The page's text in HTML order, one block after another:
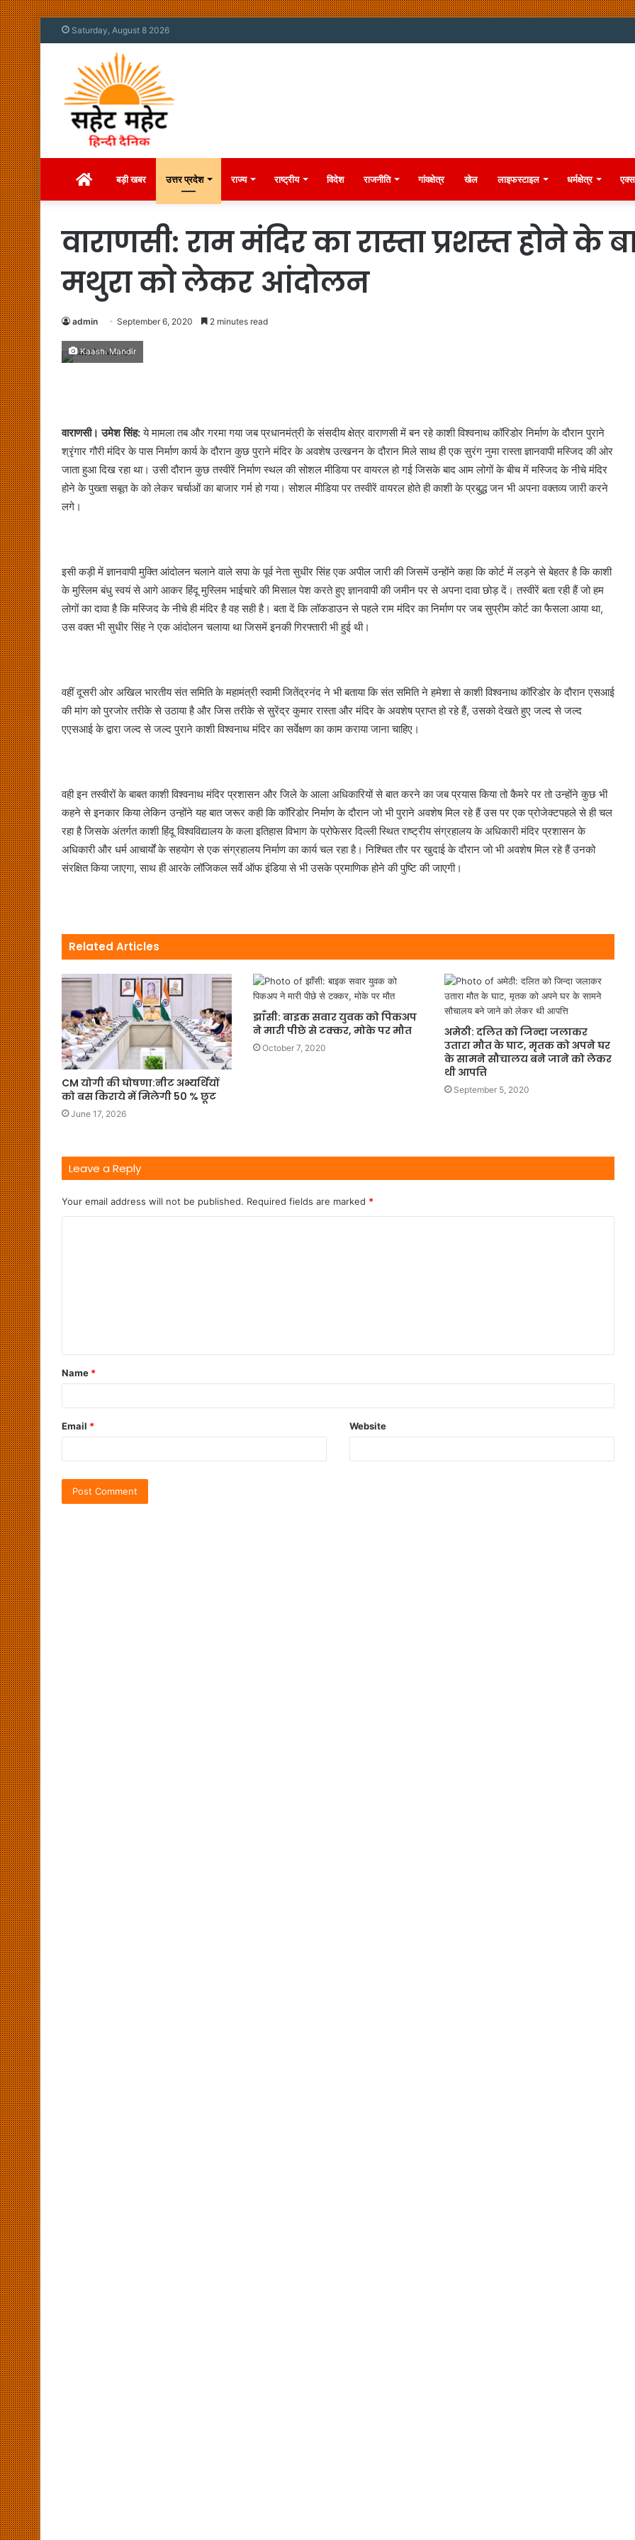
Saturday, August 8 2026
Homeबड़ी खबर उत्तर प्रदेश राज्य राष्ट्रीय विदेश राजनीति गांवक्षेत्र खेल लाइफस्टाइल धर्मक्षेत्र
वाराणसी: राम मंदिर का रास्ता प्रशस्त होने
मथुरा को लेकर आंदोलन
admin September 6, 2020 2 minutes read
Kaashi Mandir
वाराणसी। उमेश सिंह:ये मामला तब और गरमा गया जब प्रधानमंत्री के संसदीय क्षेत्र वाराणसी में बन रहे काशी विश्वनाथ कॉरिडोर निर्माण के दौरान पुराने
श्रृंगार गौरी मंदिर के पास निर्माण कार्य के दौरान कुछ पुराने मंदिर के अवशेष उत्खनन के दौरान मिले साथ ही एक सुरंग नुमा रास्ता ज्ञानवापी मस्जिद की ओर
जाता हुआ दिख रहा था। उसी दौरान कुछ तस्वीरें निर्माण स्थल की सोशल मीडिया पर वायरल हो गई जिसके बाद आम लोगों के बीच में मस्जिद के नीचे मंदिर
होने के पुख्ता सबूत के को लेकर चर्चाओं का बाजार गर्म हो गया। सोशल मीडिया पर तस्वीरें वायरल होते ही काशी के प्रबुद्ध जन भी अपना वक्तव्य जारी करने
लगे।
इसी कड़ी में ज्ञानवापी मुक्ति आंदोलन चलाने वाले सपा के पूर्व नेता सुधीर सिंह एक अपील जारी की जिसमें उन्होंने कहा कि कोर्ट में लड़ने से बेहतर है कि काशी
के मुस्लिम बंधु स्वयं से आगे आकर हिंदू मुस्लिम भाईचारे की मिसाल पेश करते हुए ज्ञानवापी की जमीन पर से अपना दावा छोड़ दें। तस्वीरें बता रही हैं जो हम
लोगों का दावा है कि मस्जिद के नीचे ही मंदिर है वह सही है। बता दें कि लॉकडाउन से पहले राम मंदिर का निर्माण पर जब सुप्रीम कोर्ट का फैसला आया था,
उस वक्त भी सुधीर सिंह ने एक आंदोलन चलाया था जिसमें इनकी गिरफ्तारी भी हुई थी।
वहीं दूसरी ओर अखिल भारतीय संत समिति के महामंत्री स्वामी जितेंद्रनंद ने भी बताया कि संत समिति ने हमेशा से काशी विश्वनाथ कॉरिडोर के दौरान एसआई
की मांग को पुरजोर तरीके से उठाया है और जिस तरीके से सुरेंद्र कुमार रास्ता और मंदिर के अवशेष प्राप्त हो रहे हैं, उसको देखते हुए जल्द से जल्द
एएसआई के द्वारा जल्द से जल्द पुराने काशी विश्वनाथ मंदिर का सर्वेक्षण का काम कराया जाना चाहिए।
वही इन तस्वीरों के बाबत काशी विश्वनाथ मंदिर प्रशासन और जिले के आला अधिकारियों से बात करने का जब प्रयास किया तो कैमरे पर तो उन्होंने कुछ भी
कहने से इनकार किया लेकिन उन्होंने यह बात जरूर कही कि कॉरिडोर निर्माण के दौरान जो भी पुराने अवशेष मिल रहे हैं उस पर एक प्रोजेक्टपहले से ही चल
रहा है जिसके अंतर्गत काशी हिंदू विश्वविद्यालय के कला इतिहास विभाग के प्रोफेसर दिल्ली स्थित राष्ट्रीय संग्रहालय के अधिकारी मंदिर प्रशासन के
अधिकारी और धर्म आचार्यों के सहयोग से एक संग्रहालय निर्माण का कार्य चल रहा है। निश्चित तौर पर खुदाई के दौरान जो भी अवशेष मिल रहे हैं उनको
संरक्षित किया जाएगा, साथ ही आरके लॉजिकल सर्वे ऑफ इंडिया से भी उसके प्रमाणिक होने की पुष्टि की जाएगी।
Related Articles
CM योगी की घोषणा:नीट अभ्यर्थियों
को बस किराये में मिलेगी 50 % छूट
June 17, 2026
झाँसी: बाइक सवार युवक को पिकअप
ने मारी पीछे से टक्कर, मोके पर मौत
October 7, 2020
अमेठी: दलित को जिन्दा जलाकर
उतारा मौत के घाट, मृतक को अपने घर
के सामने सौचालय बने जाने को लेकर
थी आपत्ति
September 5, 2020
Leave a Reply
Your email address will not be published. Required fields are marked *
Name *
Email * Website